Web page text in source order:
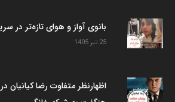
بانوی آواز و هوای تازه‌تر در
25 تیر 1405
اظهارنظر متفاوت رضا کیانیان